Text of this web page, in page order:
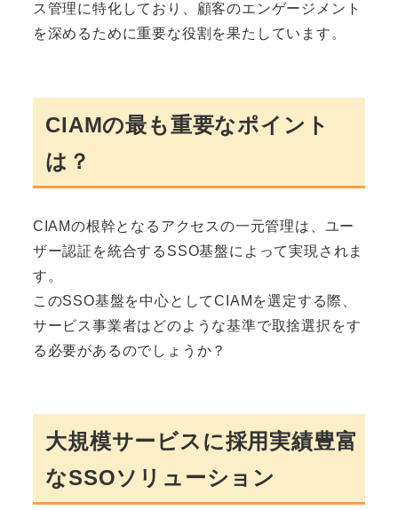
ス管理に特化しており、顧客のエンゲージメント
を深めるために重要な役割を果たしています。
CIAMの最も重要なポイント
は？
CIAMの根幹となるアクセスの一元管理は、ユー
ザー認証を統合するSSO基盤によって実現されま
す。
このSSO基盤を中心としてCIAMを選定する際、
サービス事業者はどのような基準で取捨選択をす
る必要があるのでしょうか？
大規模サービスに採用実績豊富
なSSOソリューション